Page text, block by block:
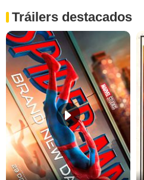
Tráilers destacados